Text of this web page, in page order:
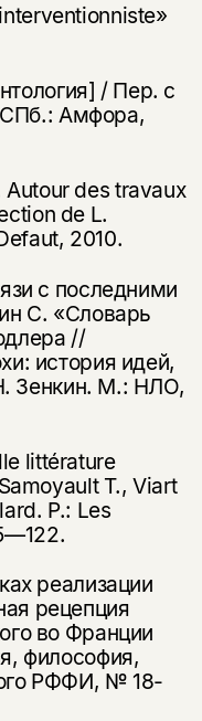
/ Пер. с
СПб.: Амфора,
des travaux
de L.
2010.
с последними
С. «Словарь
//
история идей,
Зенкин. М.: НЛО,
littérature
T., Viart
P.: Les
реализации
рецепция
во Франции
философия,
РФФИ, № 18-